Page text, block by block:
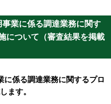
業に係る調達業務に関す
について（審査結果を掲載
に係る調達業務に関するプロ
ます。